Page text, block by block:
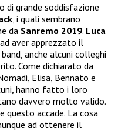
di grande soddisfazione
, i quali sembrano
da Sanremo 2019. Luca
ad aver apprezzato il
anche alcuni colleghi
Come dichiarato da
Elisa, Bennato e
hanno fatto i loro
davvero molto valido.
questo accade. La cosa
ad ottenere il